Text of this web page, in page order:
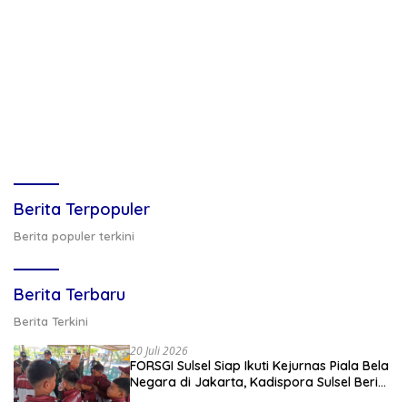
Berita Terpopuler
Berita populer terkini
Berita Terbaru
Berita Terkini
20 Juli 2026
FORSGI Sulsel Siap Ikuti Kejurnas Piala Bela
Negara di Jakarta, Kadispora Sulsel Beri